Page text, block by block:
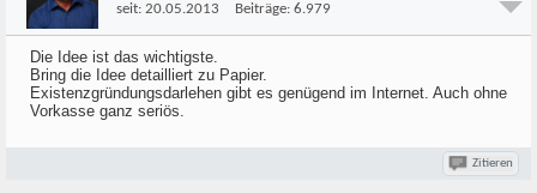
seit: 20.05.2013 Beiträge: 6.979
Die Idee ist das wichtigste.
Bring die Idee detailliert zu Papier.
Existenzgründungsdarlehen gibt es genügend im Internet. Auch ohne
Vorkasse ganz seriös.
Zitieren